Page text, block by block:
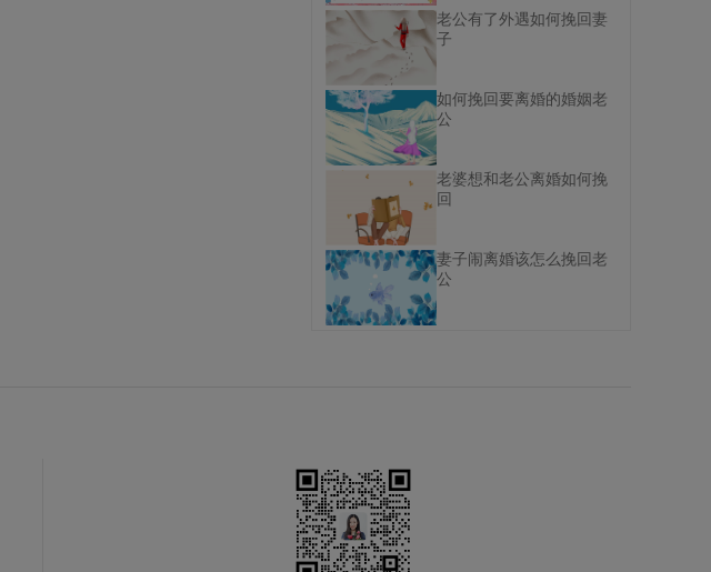
老公有了外遇如何挽回妻
子
如何挽回要离婚的婚姻老
公
老婆想和老公离婚如何挽
回
妻子闹离婚该怎么挽回老
公